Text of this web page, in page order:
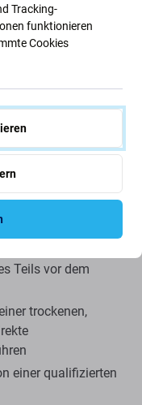
kann (in seltenen
Informationen
Blog, in dem
befassen.
Sie
Angebot
auf die
Teils vor dem
trockenen,
einer qualifizierten
Tracking-
funktionieren
Cookies